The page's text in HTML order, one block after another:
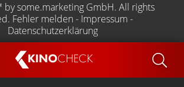
KINOCHECK
by some.marketing GmbH. All rights
Fehler melden - Impressum -
Datenschutzerklärung